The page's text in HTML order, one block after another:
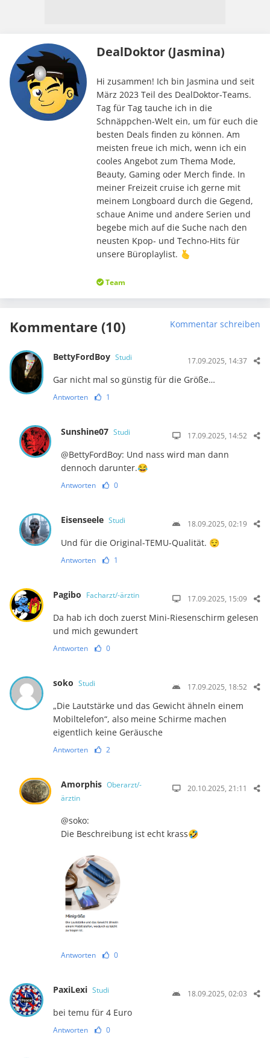
DealDoktor (Jasmina)
Hi zusammen! Ich bin Jasmina und seit
März 2023 Teil des DealDoktor-Teams.
Tag für Tag tauche ich in die
Schnäppchen-Welt ein, um für euch die
besten Deals finden zu können. Am
meisten freue ich mich, wenn ich ein
cooles Angebot zum Thema Mode,
Beauty, Gaming oder Merch finde. In
meiner Freizeit cruise ich gerne mit
meinem Longboard durch die Gegend,
schaue Anime und andere Serien und
begebe mich auf die Suche nach den
neusten Kpop- und Techno-Hits für
unsere Büroplaylist. 🫰
Team
Kommentare (10) Kommentar schreiben
BettyFordBoy Studi 17.09.2025, 14:37
Gar nicht mal so günstig für die Größe…
Antworten 1
Sunshine07 Studi 17.09.2025, 14:52
@BettyFordBoy: Und nass wird man dann
dennoch darunter.😂
Antworten 0
Eisenseele Studi 18.09.2025, 02:19
Und für die Original-TEMU-Qualität. 😌
Antworten 1
Pagibo Facharzt/-ärztin 17.09.2025, 15:09
Da hab ich doch zuerst Mini-Riesenschirm gelesen
und mich gewundert
Antworten 0
soko Studi 17.09.2025, 18:52
„Die Lautstärke und das Gewicht ähneln einem
Mobiltelefon“, also meine Schirme machen
eigentlich keine Geräusche
Antworten 2
Amorphis Oberarzt/-
ärztin
20.10.2025, 21:11
@soko:
Die Beschreibung ist echt krass🤣
Antworten 0
PaxiLexi Studi 18.09.2025, 02:03
bei temu für 4 Euro
Antworten 0